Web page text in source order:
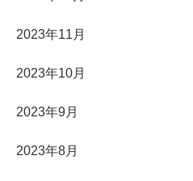
2023年11月
2023年10月
2023年9月
2023年8月